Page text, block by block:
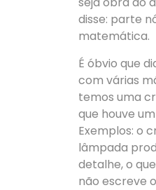
disse: parte
matemática.
É óbvio que
com várias
temos uma
que houve
Exemplos: o
lâmpada
detalhe, o
não escreve